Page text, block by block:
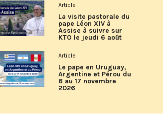
Article
La visite pastorale du
pape Léon XIV à
Assise à suivre sur
KTO le jeudi 6 août
Article
Le pape en Uruguay,
Argentine et Pérou du
6 au 17 novembre
2026